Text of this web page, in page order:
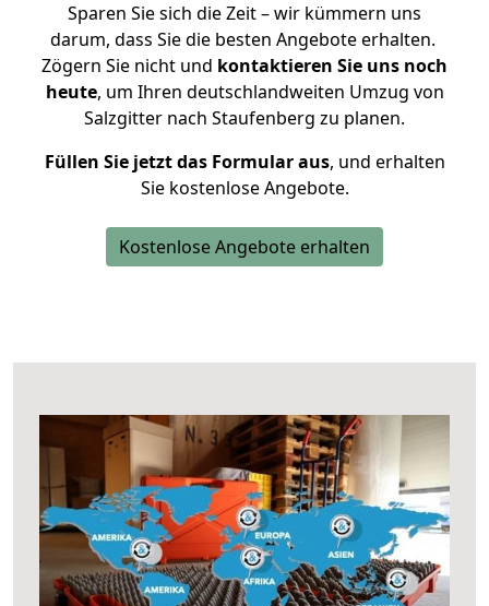
Sparen Sie sich die Zeit – wir kümmern uns
darum, dass Sie die besten Angebote erhalten.
Zögern Sie nicht und kontaktieren Sie uns noch
heute, um Ihren deutschlandweiten Umzug von
Salzgitter nach Staufenberg zu planen.
Füllen Sie jetzt das Formular aus, und erhalten
Sie kostenlose Angebote.
Kostenlose Angebote erhalten